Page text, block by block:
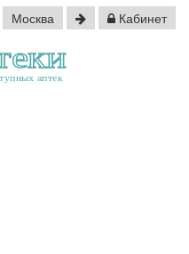
Москва Кабинет